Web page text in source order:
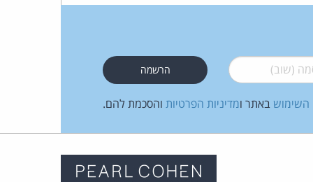
(שוב)*
השימוש באתר ומדיניות הפרטיות והסכמת להם.